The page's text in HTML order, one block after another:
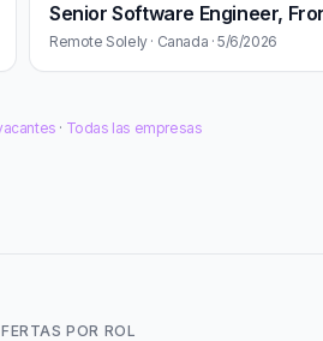
Remote Solely · Canada · 5/6/2026
· Todas las empresas
POR ROL